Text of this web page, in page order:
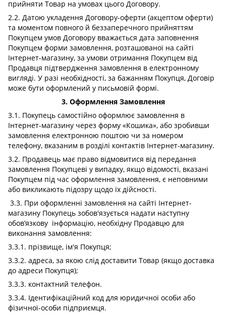
прийняти Товар на умовах цього Договору.
2.2. Датою укладення Договору-оферти (акцептом оферти)
та моментом повного й беззаперечного прийняттям
Покупцем умов Договору вважається дата заповнення
Покупцем форми замовлення, розташованої на сайті
Інтернет-магазину, за умови отримання Покупцем від
Продавця підтвердження замовлення в електронному
вигляді. У разі необхідності, за бажанням Покупця, Договір
може бути оформлений у письмовій формі.
3. Оформлення Замовлення
3.1. Покупець самостійно оформлює замовлення в
Інтернет-магазину через форму «Кошика», або зробивши
замовлення електронною поштою чи за номером
телефону, вказаним в розділі контактів Інтернет-магазину.
3.2. Продавець має право відмовитися від передання
замовлення Покупцеві у випадку, якщо відомості, вказані
Покупцем під час оформлення замовлення, є неповними
або викликають підозру щодо їх дійсності.
3.3. При оформленні замовлення на сайті Інтернет-
магазину Покупець зобов'язується надати наступну
обов’язкову інформацію, необхідну Продавцю для
виконання замовлення:
3.3.1. прізвище, ім'я Покупця;
3.3.2. адреса, за якою слід доставити Товар (якщо доставка
до адреси Покупця);
3.3.3. контактний телефон.
3.3.4. Ідентифікаційний код для юридичної особи або
фізичної-особи підприємця.